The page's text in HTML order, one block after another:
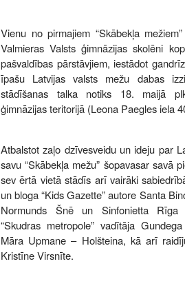
Vienu no pirmajiem “Skābekļa
Valmieras Valsts ģimnāzijas skolēni
pašvaldības pārstāvjiem, iestādot
īpašu Latvijas valsts mežu dabas
stādīšanas talka notiks 18. maijā
ģimnāzijas teritorijā (Leona Paegles iela
Atbalstot zaļo dzīvesveidu un ideju par
savu “Skābekļa mežu” šopavasar savā
sev ērtā vietā stādīs arī vairāki
un bloga “Kids Gazette” autore Santa
Normunds Šnē un Sinfonietta Rīga
“Skudras metropole” vadītāja
Māra Upmane – Holšteina, kā arī
Kristīne Virsnīte.